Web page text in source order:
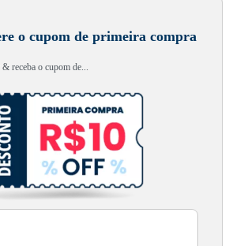
o cupom de primeira compra
receba o cupom de...